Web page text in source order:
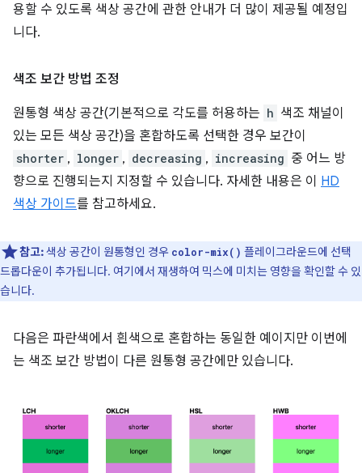
용할 수 있도록 색상 공간에 관한 안내가 더 많이 제공될 예정입
니다.
색조 보간 방법 조정
원통형 색상 공간(기본적으로 각도를 허용하는 h 색조 채널이
있는 모든 색상 공간)을 혼합하도록 선택한 경우 보간이
shorter , longer , decreasing , increasing 중 어느 방
향으로 진행되는지 지정할 수 있습니다. 자세한 내용은 이 HD
색상 가이드를 참고하세요.
참고:색상 공간이 원통형인 경우 color-mix() 플레이그라운드에 선택
드롭다운이 추가됩니다. 여기에서 재생하여 믹스에 미치는 영향을 확인할 수 있
습니다.
다음은 파란색에서 흰색으로 혼합하는 동일한 예이지만 이번에
는 색조 보간 방법이 다른 원통형 공간에만 있습니다.